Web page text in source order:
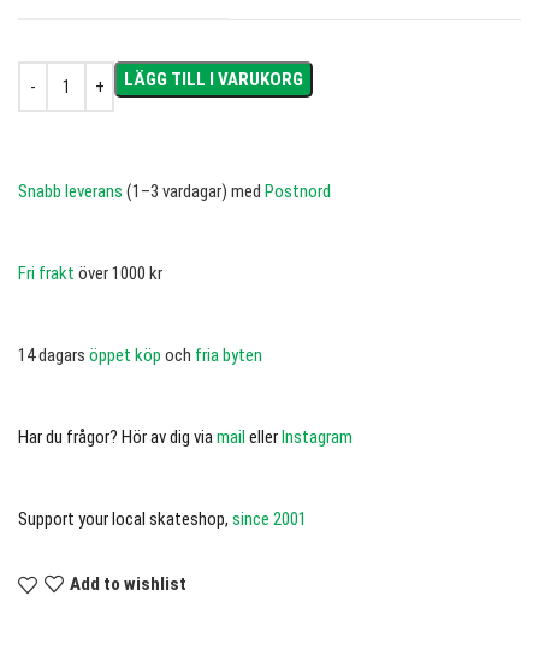
LÄGG TILL I VARUKORG
Snabb leverans (1–3 vardagar) med Postnord
Fri frakt över 1000 kr
14 dagars öppet köp och fria byten
Har du frågor? Hör av dig via mail ellerInstagram
Support your local skateshop, since 2001
Add to wishlist